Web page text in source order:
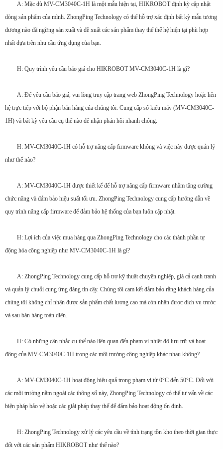
A: Mặc dù MV-CM3040C-1H là một mẫu hiện tại, HIKROBOT định kỳ cập nhật
dòng sản phẩm của mình. ZhongPing Technology có thể hỗ trợ xác định bất kỳ mẫu tương
đương nào đã ngừng sản xuất và đề xuất các sản phẩm thay thế thế hệ hiện tại phù hợp
nhất dựa trên nhu cầu ứng dụng của bạn.
H: Quy trình yêu cầu báo giá cho HIKROBOT MV-CM3040C-1H là gì?
A: Để yêu cầu báo giá, vui lòng truy cập trang web ZhongPing Technology hoặc liên
hệ trực tiếp với bộ phận bán hàng của chúng tôi. Cung cấp số kiểu máy (MV-CM3040C-
1H) và bất kỳ yêu cầu cụ thể nào để nhận phản hồi nhanh chóng.
H: MV-CM3040C-1H có hỗ trợ nâng cấp firmware không và việc này được quản lý
như thế nào?
A: MV-CM3040C-1H được thiết kế để hỗ trợ nâng cấp firmware nhằm tăng cường
chức năng và đảm bảo hiệu suất tối ưu. ZhongPing Technology cung cấp hướng dẫn về
quy trình nâng cấp firmware để đảm bảo hệ thống của bạn luôn cập nhật.
H: Lợi ích của việc mua hàng qua ZhongPing Technology cho các thành phần tự
động hóa công nghiệp như MV-CM3040C-1H là gì?
A: ZhongPing Technology cung cấp hỗ trợ kỹ thuật chuyên nghiệp, giá cả cạnh tranh
và quản lý chuỗi cung ứng đáng tin cậy. Chúng tôi cam kết đảm bảo rằng khách hàng của
chúng tôi không chỉ nhận được sản phẩm chất lượng cao mà còn nhận được dịch vụ trước
và sau bán hàng toàn diện.
H: Có những cân nhắc cụ thể nào liên quan đến phạm vi nhiệt độ lưu trữ và hoạt
động của MV-CM3040C-1H trong các môi trường công nghiệp khác nhau không?
A: MV-CM3040C-1H hoạt động hiệu quả trong phạm vi từ 0°C đến 50°C. Đối với
các môi trường nằm ngoài các thông số này, ZhongPing Technology có thể tư vấn về các
biện pháp bảo vệ hoặc các giải pháp thay thế để đảm bảo hoạt động ổn định.
H: ZhongPing Technology xử lý các yêu cầu về tình trạng tồn kho theo thời gian thực
đối với các sản phẩm HIKROBOT như thế nào?